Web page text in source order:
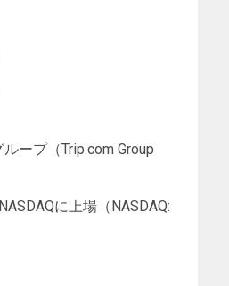
ープ（Trip.com Group
に上場（NASDAQ: